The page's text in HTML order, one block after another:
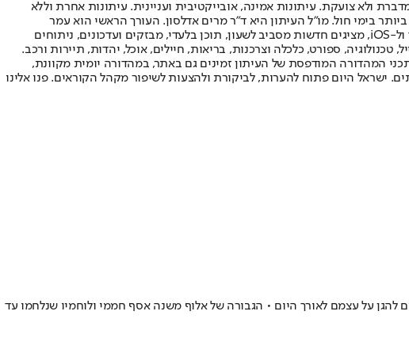
ולא צועקת. עיתונות אמינה, אובייקטיבית ועניינית. עיתונות אחרת וללא
הישראלי בעל שיעור החשיפה הגבוה ביותר בימי חול. מו"ל העיתון היא ד"ר מרים אדלסון. העורך הראשי הוא עמר
לחמנוביץ, והעורך המייסד הוא עמוס רגב. אתרי האינטרנט של "ישראל היום" בעברית ובאנגלית, כמו כן היישומונים (אפליקציות) לאנדרואיד ול-iOS, מציגים חדשות מסביב לשעון, תוכן בלעדי, מבזקים ועדכונים, ניתוחים
טכנולוגיה, ספורט, כלכלה וצרכנות, בריאות, חיילים, אוכל, יהדות, תיירות ורכב.
תכני המהדורה המודפסת של העיתון זמינים גם באתר, במהדורה יומית מקוונת,
ישראל היום פתוח להערות, לביקורת ולהצעות לשיפור מקהל הקוראים. פנו אלינו
להגן על עצמם לאורך היום • הגבורה של אלוף משנה אסף חממי ולוחמיו שנלחמו עד